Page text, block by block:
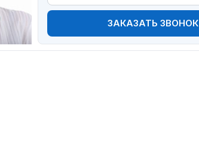
ЗАКАЗАТЬ ЗВОНОК